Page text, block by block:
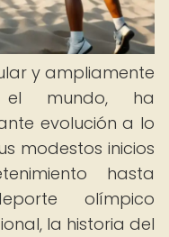
y ampliamente
mundo, ha
evolución a lo
modestos inicios
hasta
olímpico
la historia del